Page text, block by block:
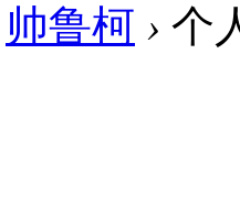
帅鲁柯 › 个